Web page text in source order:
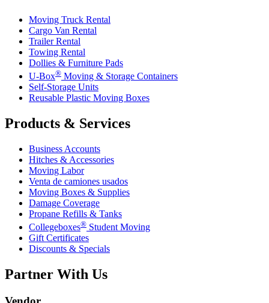
Moving Truck Rental
Cargo Van Rental
Trailer Rental
Towing Rental
Dollies & Furniture Pads
U-Box® Moving & Storage Containers
Self-Storage Units
Reusable Plastic Moving Boxes
Products & Services
Business Accounts
Hitches & Accessories
Moving Labor
Venta de camiones usados
Moving Boxes & Supplies
Damage Coverage
Propane Refills & Tanks
Collegeboxes® Student Moving
Gift Certificates
Discounts & Specials
Partner With Us